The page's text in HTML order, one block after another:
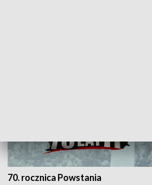
70. rocznica Powstania